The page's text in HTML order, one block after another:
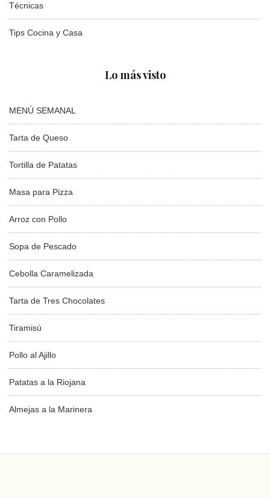
Técnicas
Tips Cocina y Casa
Lo más visto
MENÚ SEMANAL
Tarta de Queso
Tortilla de Patatas
Masa para Pizza
Arroz con Pollo
Sopa de Pescado
Cebolla Caramelizada
Tarta de Tres Chocolates
Tiramisú
Pollo al Ajillo
Patatas a la Riojana
Almejas a la Marinera